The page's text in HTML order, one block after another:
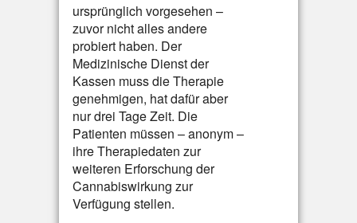
ursprünglich vorgesehen –
zuvor nicht alles andere
probiert haben. Der
Medizinische Dienst der
Kassen muss die Therapie
genehmigen, hat dafür aber
nur drei Tage Zeit. Die
Patienten müssen – anonym –
ihre Therapiedaten zur
weiteren Erforschung der
Cannabiswirkung zur
Verfügung stellen.